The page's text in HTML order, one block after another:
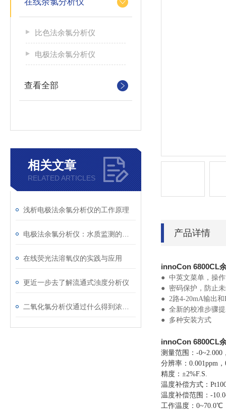
比色法余氯分析仪
电极法余氯分析仪
查看全部
相关文章
RELATED ARTICLES
浅析电极法余氯分析仪的工作原理
在线荧光法溶氧仪的实践与应用
更近一步去了解流通式浊度分析仪
产品详情
innoCon 6800CL
● 中英文菜单，操
● 密码保护，防止
● 2路4-20mA输出和
● 全新的校准步骤
● 多种安装方式
innoCon 6800CL
测量范围：-0~2.000
分辨率：0.001ppm，
精度：±2%F.S.
温度补偿方式：
温度补偿范围：-
工作温度：0~70.0℃